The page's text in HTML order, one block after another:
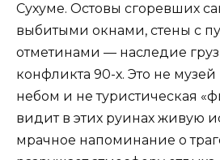
Сухуме. Остовы сгоревших
выбитыми окнами, стены с
отметинами — наследие
конфликта 90-х. Это не
небом и не туристическая
видит в этих руинах живую
мрачное напоминание о